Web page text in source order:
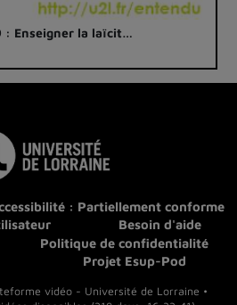
: Enseigner la laïcit…
: Partiellement conforme
Besoin d'aide
Politique de confidentialité
Projet Esup-Pod
vidéo - Université de Lorraine •